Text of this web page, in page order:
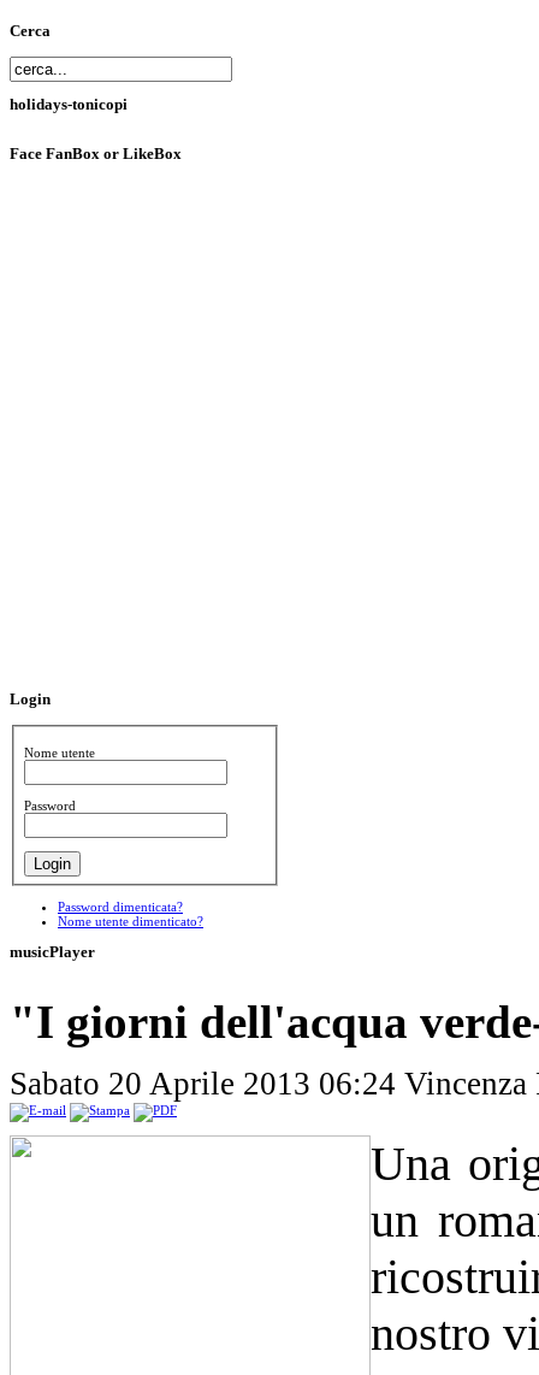
Cerca
holidays-tonicopi
Face FanBox or LikeBox
Login
Nome utente
Password
Password dimenticata?
Nome utente dimenticato?
musicPlayer
"I giorni dell'acqua
Sabato 20 Aprile 2013 06:24 Vincenza
Una
un
nostro